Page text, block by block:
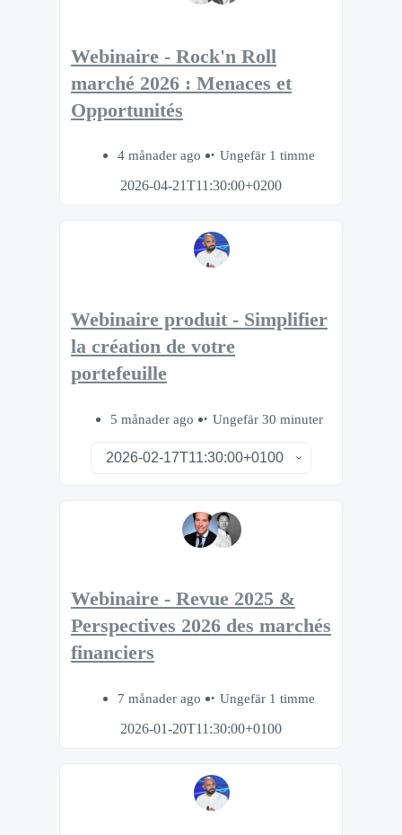
Webinaire - Rock'n Roll
marché 2026 : Menaces et
Opportunités
4 månader ago
Ungefär 1 timme
2026-04-21T11:30:00+0200
Webinaire produit - Simplifier
la création de votre
portefeuille
5 månader ago Ungefär 30 minuter
Webinaire - Revue 2025 &
Perspectives 2026 des marchés
financiers
7 månader ago
Ungefär 1 timme
2026-01-20T11:30:00+0100